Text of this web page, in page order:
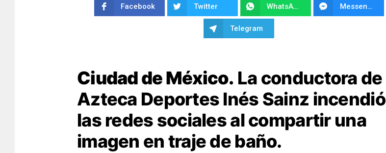
Facebook Twitter WhatsApp Messenger
Telegram
Ciudad de México. La conductora de
Azteca Deportes Inés Sainz incendió
las redes sociales al compartir una
imagen en traje de baño.